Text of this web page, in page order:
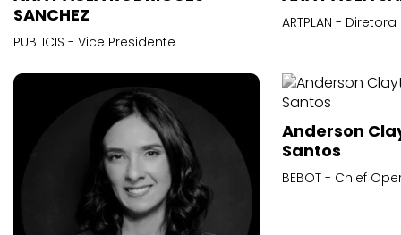
SANCHEZ
PUBLICIS - Vice Presidente
ARTPLAN -
Anderson
Santos
BEBOT - Chief